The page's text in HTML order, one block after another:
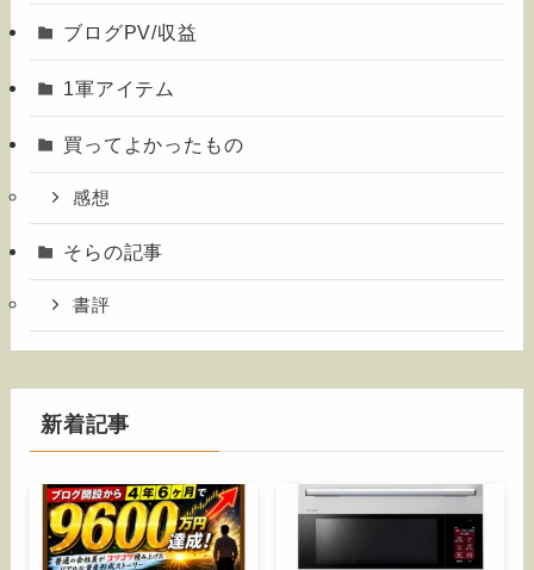
ブログPV/収益
1軍アイテム
買ってよかったもの
感想
そらの記事
書評
新着記事